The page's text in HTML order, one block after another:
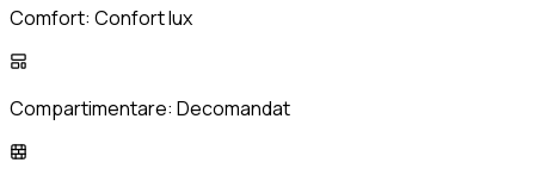
Comfort: Confort lux
Compartimentare: Decomandat